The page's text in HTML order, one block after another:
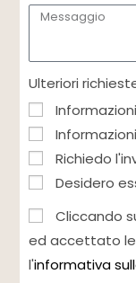
Ulteriori
Richiedo
Desidero
Cliccando
ed accettato le
l'informativa